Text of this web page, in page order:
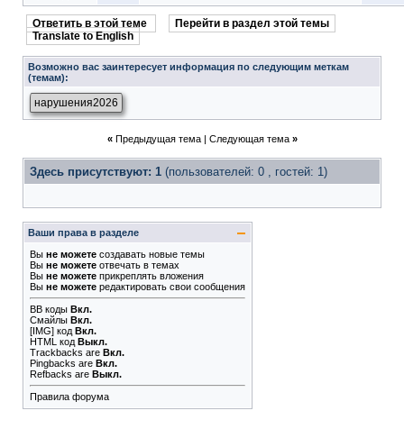
Ответить в этой теме
Перейти в раздел этой темы
Translate to English
Возможно вас заинтересует информация по следующим меткам
(темам):
нарушения2026
« Предыдущая тема| Следующая тема »
Здесь присутствуют: 1 (пользователей: 0 , гостей: 1)
Ваши права в разделе
Вы не можете создавать новые темы
Вы не можете отвечать в темах
Вы не можете прикреплять вложения
Вы не можете редактировать свои сообщения
BB коды Вкл.
Смайлы Вкл.
[IMG] код Вкл.
HTML код Выкл.
Trackbacks are Вкл.
Pingbacks are Вкл.
Refbacks are Выкл.
Правила форума